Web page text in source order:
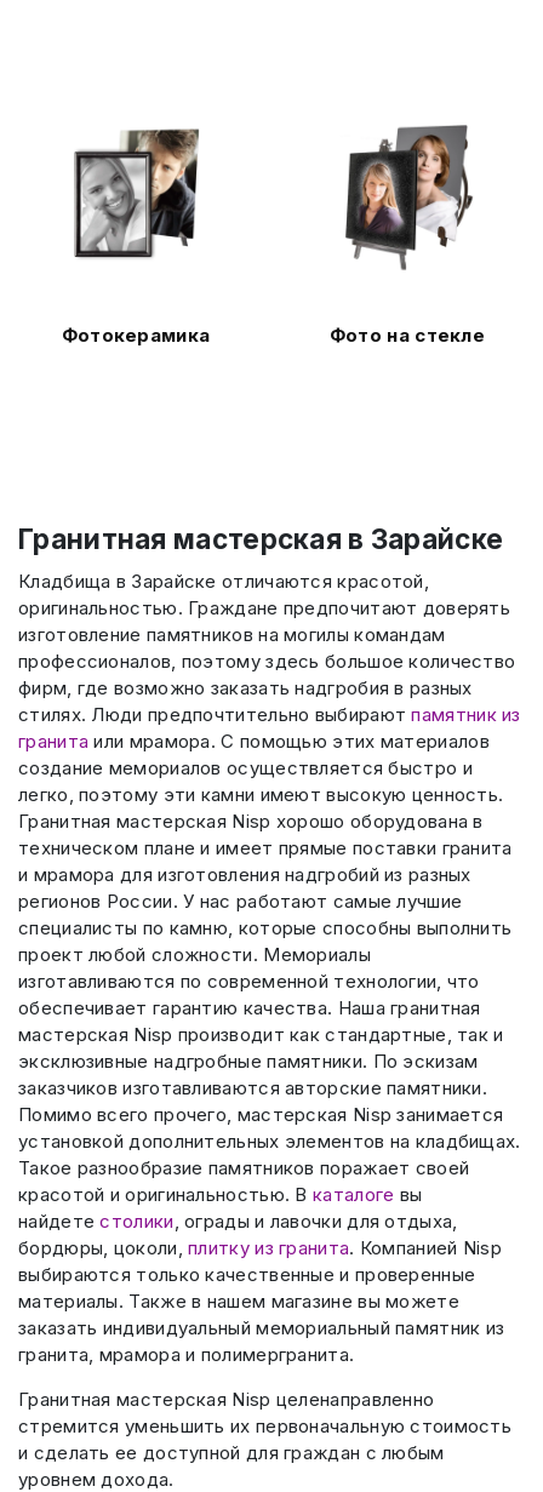
Фотокерамика Фото на стекле
Гранитная мастерская в Зарайске
Кладбища в Зарайске отличаются красотой,
оригинальностью. Граждане предпочитают доверять
изготовление памятников на могилы командам
профессионалов, поэтому здесь большое количество
фирм, где возможно заказать надгробия в разных
стилях. Люди предпочтительно выбираютпамятник из
гранита или мрамора. С помощью этих материалов
создание мемориалов осуществляется быстро и
легко, поэтому эти камни имеют высокую ценность.
Гранитная мастерская Nisp хорошо оборудована в
техническом плане и имеет прямые поставки гранита
и мрамора для изготовления надгробий из разных
регионов России. У нас работают самые лучшие
специалисты по камню, которые способны выполнить
проект любой сложности. Мемориалы
изготавливаются по современной технологии, что
обеспечивает гарантию качества. Наша гранитная
мастерская Nisp производит как стандартные, так и
эксклюзивные надгробные памятники. По эскизам
заказчиков изготавливаются авторские памятники.
Помимо всего прочего, мастерская Nisp занимается
установкой дополнительных элементов на кладбищах.
Такое разнообразие памятников поражает своей
красотой и оригинальностью. Вкаталоге вы
найдетестолики, ограды и лавочки для отдыха,
бордюры, цоколи,плитку из гранита. Компанией Nisp
выбираются только качественные и проверенные
материалы. Также в нашем магазине вы можете
заказать индивидуальный мемориальный памятник из
гранита, мрамора и полимергранита.
Гранитная мастерская Nisp целенаправленно
стремится уменьшить их первоначальную стоимость
и сделать ее доступной для граждан с любым
уровнем дохода.